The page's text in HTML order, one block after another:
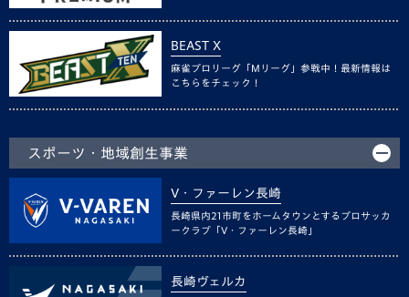
BEAST X
麻雀プロリーグ「Mリーグ」参戦中！最新情報は
こちらをチェック！
スポーツ・地域創生事業
V・ファーレン長崎
長崎県内21市町をホームタウンとするプロサッカ
ークラブ「V・ファーレン長崎」
長崎ヴェルカ